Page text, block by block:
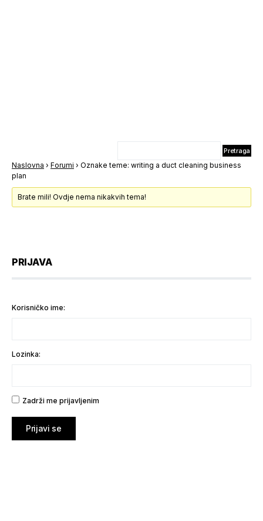
Naslovna › Forumi › Oznake teme: writing a duct cleaning business
plan
Brate mili! Ovdje nema nikakvih tema!
PRIJAVA
Korisničko ime:
Lozinka:
Zadrži me prijavljenim
Prijavi se